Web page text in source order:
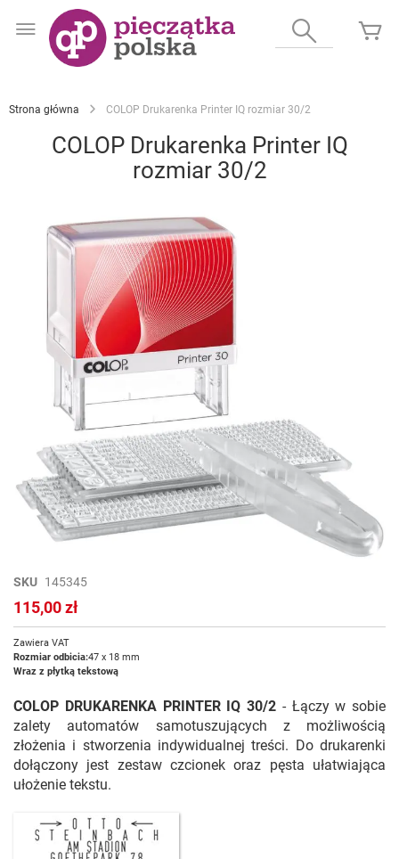
do
Wyszukaj
Strona główna COLOP Drukarenka Printer IQ rozmiar 30/2
COLOP Drukarenka Printer IQ
rozmiar 30/2
Przejdź
na
początek
SKU 145345
115,00 zł
Zawiera VAT
Rozmiar odbicia:47 x 18 mm
Wraz z płytką tekstową
COLOP DRUKARENKA PRINTER IQ 30/2 -Łączy w sobie
zalety automatów samotuszujących z możliwością
złożenia i stworzenia indywidualnej treści. Do drukarenki
dołączony jest zestaw czcionek oraz pęsta ułatwiająca
ułożenie tekstu.